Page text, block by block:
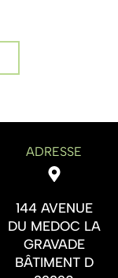
ADRESSE
144 AVENUE
DU MEDOC LA
GRAVADE
BÂTIMENT D